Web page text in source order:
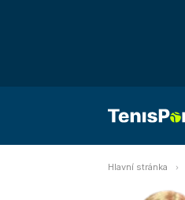
Hlavní stránka